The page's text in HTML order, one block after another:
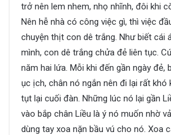
trở nên lem nhem, nhọ nhĩnh, đôi khi
Nên hễ nhà có công việc gì, thì việc
chuyện thịt con dê trắng. Như biết cái
mình, con dê trắng chửa đẻ liên tục.
năm hai lứa. Mỗi khi đến gần ngày đẻ,
ục ịch, chân nó ngắn nên đi lại rất khó
tụt lại cuối đàn. Những lúc nó lại gần
vào bắp chân Liều là ý nó muốn nhờ
dùng tay xoa nặn bầu vú cho nó. Xoa